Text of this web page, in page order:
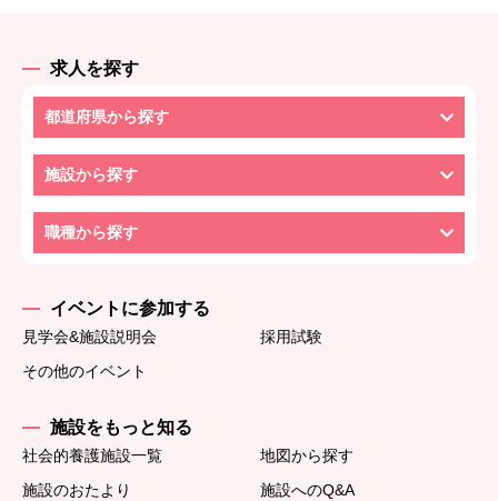
求人を探す
都道府県から探す
施設から探す
職種から探す
イベントに参加する
見学会&施設説明会
採用試験
その他のイベント
施設をもっと知る
社会的養護施設一覧
地図から探す
施設のおたより
施設へのQ&A